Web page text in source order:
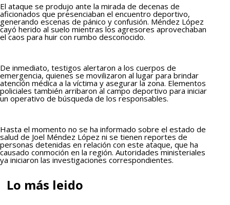
El ataque se produjo ante la mirada de decenas de
aficionados que presenciaban el encuentro deportivo,
generando escenas de pánico y confusión. Méndez López
cayó herido al suelo mientras los agresores aprovechaban
el caos para huir con rumbo desconocido.
De inmediato, testigos alertaron a los cuerpos de
emergencia, quienes se movilizaron al lugar para brindar
atención médica a la víctima y asegurar la zona. Elementos
policiales también arribaron al campo deportivo para iniciar
un operativo de búsqueda de los responsables.
Hasta el momento no se ha informado sobre el estado de
salud de Joel Méndez López ni se tienen reportes de
personas detenidas en relación con este ataque, que ha
causado conmoción en la región. Autoridades ministeriales
ya iniciaron las investigaciones correspondientes.
Lo más leido